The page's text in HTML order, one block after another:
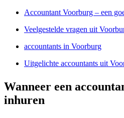
Accountant Voorburg – een
Veelgestelde vragen uit
accountants in Voorburg
Uitgelichte accountants uit
Wanneer een
inhuren